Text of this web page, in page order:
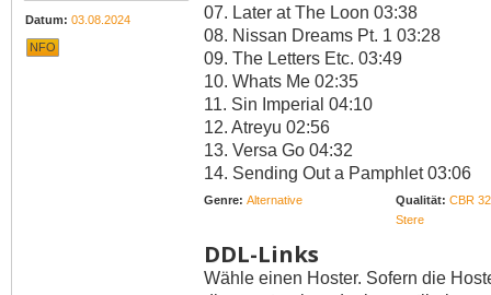
Datum: 03.08.2024
NFO
07. Later at The Loon 03:38
08. Nissan Dreams Pt. 1 03:28
09. The Letters Etc. 03:49
10. Whats Me 02:35
11. Sin Imperial 04:10
12. Atreyu 02:56
13. Versa Go 04:32
14. Sending Out a Pamphlet 03:06
Genre: Alternative Qualität: CBR
Stere
DDL-Links
Wähle einen Hoster. Sofern die